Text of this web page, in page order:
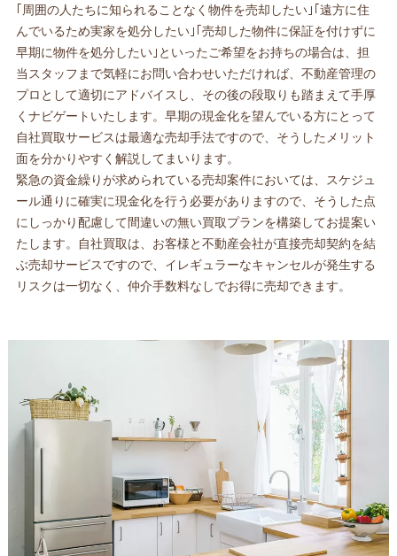
｢周囲の人たちに知られることなく物件を売却したい｣｢遠方に住
んでいるため実家を処分したい｣｢売却した物件に保証を付けずに
早期に物件を処分したい｣といったご希望をお持ちの場合は、担
当スタッフまで気軽にお問い合わせいただければ、不動産管理の
プロとして適切にアドバイスし、その後の段取りも踏まえて手厚
くナビゲートいたします。早期の現金化を望んでいる方にとって
自社買取サービスは最適な売却手法ですので、そうしたメリット
面を分かりやすく解説してまいります。
緊急の資金繰りが求められている売却案件においては、スケジュ
ール通りに確実に現金化を行う必要がありますので、そうした点
にしっかり配慮して間違いの無い買取プランを構築してお提案い
たします。自社買取は、お客様と不動産会社が直接売却契約を結
ぶ売却サービスですので、イレギュラーなキャンセルが発生する
リスクは一切なく、仲介手数料なしでお得に売却できます。